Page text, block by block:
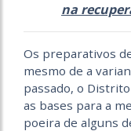
na
Os preparativos
mesmo de a
passado, o
as bases para a
poeira de alguns